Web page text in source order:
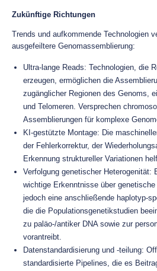
Zukünftige Richtungen
Trends und aufkommende Technologien
ausgefeiltere Genomassemblierung:
Ultra-lange Reads: Technologien, die
erzeugen, ermöglichen die
zugänglicher Regionen des Genoms,
und Telomeren. Versprechen
Assemblierungen für komplexe
KI-gestützte Montage: Die
der Fehlerkorrektur, der
Erkennung struktureller Variationen
Verfolgung genetischer Heterogenität:
wichtige Erkenntnisse über
jedoch eine anschließende haplotyp-
die die Populationsgenetikstudien
zu paläo-/antiker DNA sowie zur
vorantreibt.
Datenstandardisierung und -teilung:
standardisierte Pipelines, die es